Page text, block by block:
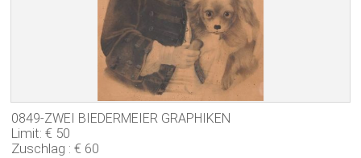
0849-ZWEI BIEDERMEIER GRAPHIKEN
Limit: € 50
Zuschlag : € 60